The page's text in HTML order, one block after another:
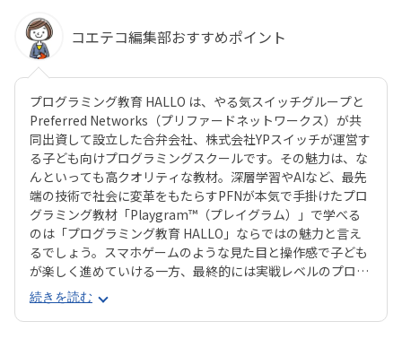
コエテコ編集部おすすめポイント
プログラミング教育 HALLO は、やる気スイッチグループと
Preferred Networks（プリファードネットワークス）が共
同出資して設立した合弁会社、株式会社YPスイッチが運営す
る子ども向けプログラミングスクールです。その魅力は、な
んといっても高クオリティな教材。深層学習やAIなど、最先
端の技術で社会に変革をもたらすPFNが本気で手掛けたプロ
グラミング教材「Playgram™（プレイグラム）」で学べる
のは「プログラミング教育 HALLO」ならではの魅力と言え
るでしょう。スマホゲームのような見た目と操作感で子ども
が楽しく進めていける一方、最終的には実戦レベルのプログ
ラミングスキルが身につく「Playgram」には、まるでマイ
ンクラフト（マイクラ）のように3D空間をデザインできるモ
ードも。子どもの創造性と技術力、そのどちらも高めていけ
続きを読む